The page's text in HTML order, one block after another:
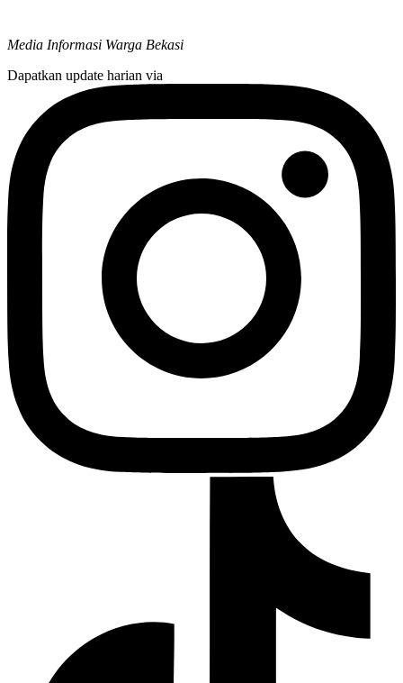
Media Informasi Warga Bekasi
Dapatkan update harian via